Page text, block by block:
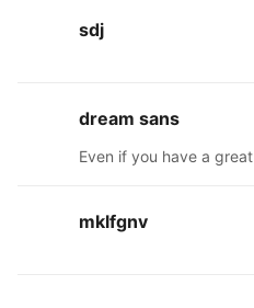
sdj
dream sans
Even if you have a great
mklfgnv